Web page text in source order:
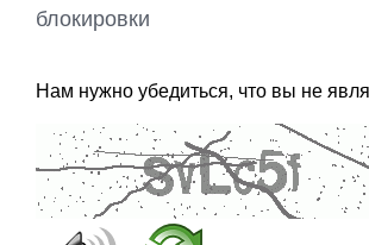
блокировки
Нам нужно убедиться, что вы не